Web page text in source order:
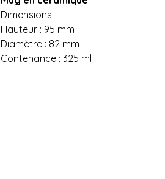
Dimensions:
Hauteur : 95 mm
Diamètre : 82 mm
Contenance : 325 ml